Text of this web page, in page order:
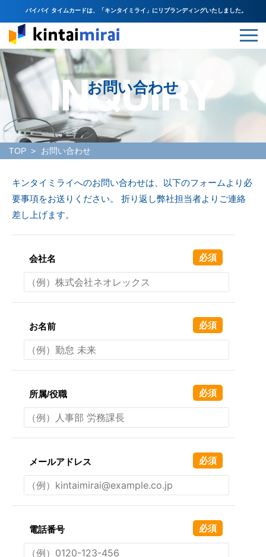
バイバイ タイムカードは、「キンタイミライ」にリブランディングいたしました。
お問い合わせ
TOP お問い合わせ
キンタイミライへのお問い合わせは、以下のフォームより必
要事項をお送りください。 折り返し弊社担当者よりご連絡
差し上げます。
会社名 必須
お名前 必須
所属/役職 必須
メールアドレス 必須
電話番号 必須